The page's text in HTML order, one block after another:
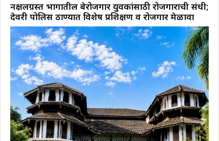
नक्षलग्रस्त भागातील बेरोजगार युवकांसाठी रोजगाराची संधी;
देवरी पोलिस ठाण्यात विशेष प्रशिक्षण व रोजगार मेळावा